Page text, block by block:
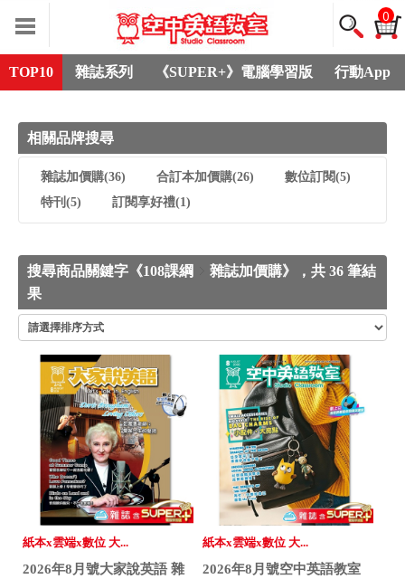
0
TOP10 雜誌系列 《SUPER+》電腦學習版 行動App
相關品牌搜尋
雜誌加價購(36) 合訂本加價購(26) 數位訂閱(5)
特刊 (5) 訂閱享好禮(1)
搜尋商品關鍵字《108課綱
雜誌加價購》，共 36 筆結
果
紙本x雲端x數位 大...
2026年8月號大家說英語 雜
紙本x雲端x數位 大...
2026年8月號空中英語教室